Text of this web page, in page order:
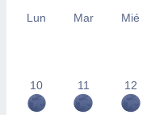
Lun Mar Mié
10 11 12